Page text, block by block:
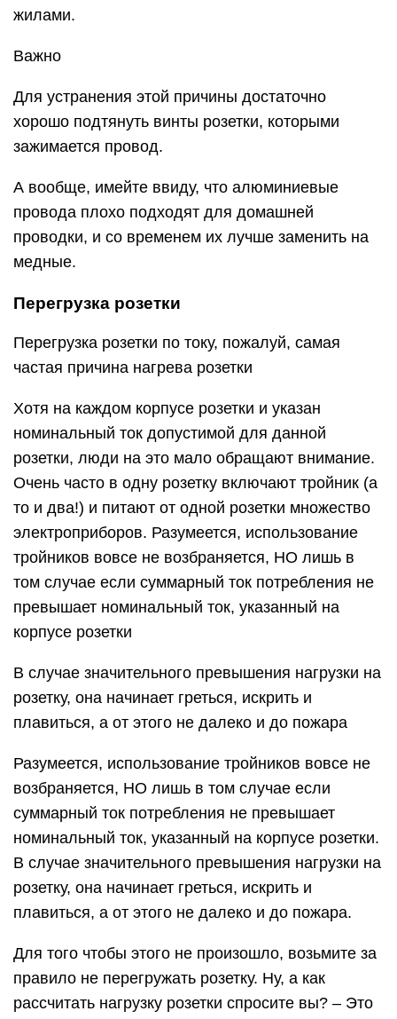
жилами.
Важно
Для устранения этой причины достаточно
хорошо подтянуть винты розетки, которыми
зажимается провод.
А вообще, имейте ввиду, что алюминиевые
провода плохо подходят для домашней
проводки, и со временем их лучше заменить на
медные.
Перегрузка розетки
Перегрузка розетки по току, пожалуй, самая
частая причина нагрева розетки
Хотя на каждом корпусе розетки и указан
номинальный ток допустимой для данной
розетки, люди на это мало обращают внимание.
Очень часто в одну розетку включают тройник (а
то и два!) и питают от одной розетки множество
электроприборов. Разумеется, использование
тройников вовсе не возбраняется, НО лишь в
том случае если суммарный ток потребления не
превышает номинальный ток, указанный на
корпусе розетки
В случае значительного превышения нагрузки на
розетку, она начинает греться, искрить и
плавиться, а от этого не далеко и до пожара
Разумеется, использование тройников вовсе не
возбраняется, НО лишь в том случае если
суммарный ток потребления не превышает
номинальный ток, указанный на корпусе розетки.
В случае значительного превышения нагрузки на
розетку, она начинает греться, искрить и
плавиться, а от этого не далеко и до пожара.
Для того чтобы этого не произошло, возьмите за
правило не перегружать розетку. Ну, а как
рассчитать нагрузку розетки спросите вы? – Это